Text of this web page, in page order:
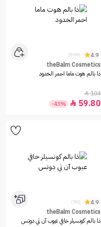
4.9
(899)
theBalm Cosmetics
ذا بالم هوت ماما احمر الخدود
104

59.80

-43%
4.9
(90)
theBalm Cosmetics
ذا بالم كونسيلر خافي عيوب آن تي دوتس